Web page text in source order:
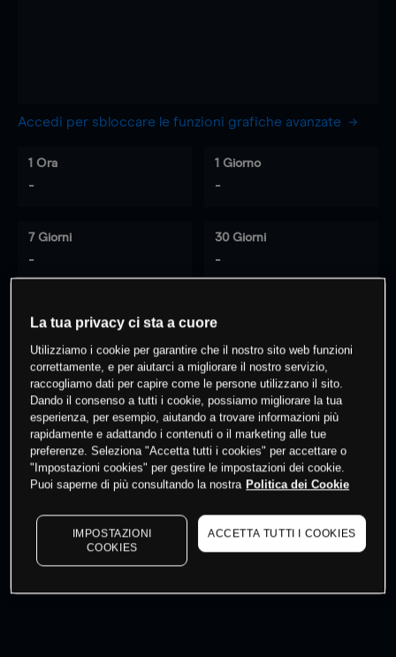
Accedi per sbloccare le funzioni grafiche avanzate
1 Ora
-
1 Giorno
-
7 Giorni
-
30 Giorni
-
% dei clienti hanno posizioni
questo prodotto
Fai trading
I prezzi sono solo indicativi. Accediper vedere gli ultimi
dati di mercato
to see latest market data
La tua privacy ci sta a cuore
Utilizziamo i cookie per garantire che il nostro sito web funzioni
correttamente, e per aiutarci a migliorare il nostro servizio,
raccogliamo dati per capire come le persone utilizzano il sito.
Dando il consenso a tutti i cookie, possiamo migliorare la tua
esperienza, per esempio, aiutando a trovare informazioni più
rapidamente e adattando i contenuti o il marketing alle tue
preferenze. Seleziona "Accetta tutti i cookies" per accettare o
"Impostazioni cookies" per gestire le impostazioni dei cookie.
Puoi saperne di più consultando la nostra Politica dei Cookie
IMPOSTAZIONI
COOKIES
ACCETTA TUTTI I COOKIES